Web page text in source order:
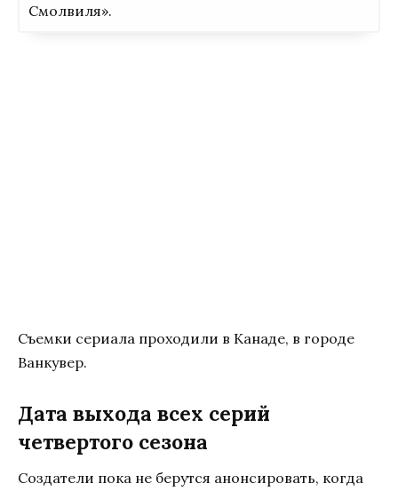
Смолвиля».
Съемки сериала проходили в Канаде, в городе
Ванкувер.
Дата выхода всех серий
четвертого сезона
Создатели пока не берутся анонсировать, когда